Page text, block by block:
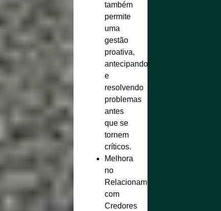
também
permite
uma
gestão
proativa,
antecipando
e
resolvendo
problemas
antes
que se
tornem
críticos.
Melhora
no
Relacionamento
com
Credores